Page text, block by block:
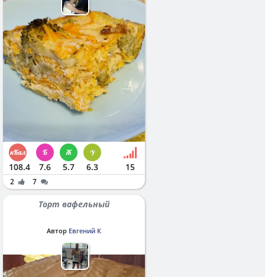
108.4 7.6 5.7 6.3 15
2 7
Торт вафельный
Автор Евгений К